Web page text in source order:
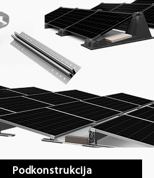
Podkonstrukcija